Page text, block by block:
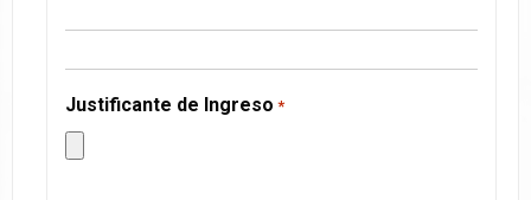
Justificante de Ingreso *